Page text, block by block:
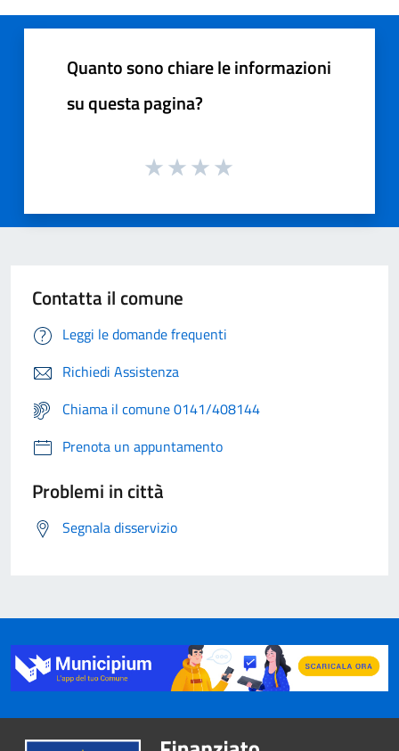
Quanto sono chiare le informazioni
su questa pagina?
Contatta il comune
Leggi le domande frequenti
Richiedi Assistenza
Chiama il comune 0141/408144
Prenota un appuntamento
Problemi in città
Segnala disservizio